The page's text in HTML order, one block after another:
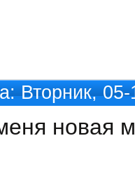
Вторник,
новая